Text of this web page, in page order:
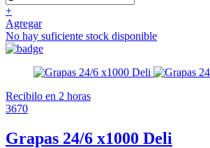
+
Agregar
No hay suficiente stock disponible
Recibilo en 2 horas
3670
Grapas 24/6 x1000 Deli